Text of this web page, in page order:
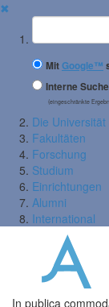
✖
Suchbegriff
MitGoogle™
Interne
(eingeschränkte
Die Universität
Fakultäten
Forschung
Studium
Einrichtungen
Alumni
International
In publica